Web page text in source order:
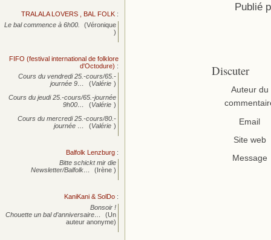
Publié
Discuter
Auteur du
Email
Site web
Message
TRALALA LOVERS , BAL FOLK :
Le bal commence à 6h00.
(Véronique
)
FIFO (festival international de folklore
d'Octodure) :
Cours du vendredi 25.-cours/65.-
journée 9… (Valérie )
Cours du jeudi 25.-cours/65.-journée
9h00…
(Valérie )
Cours du mercredi 25.-cours/80.-
journée … (Valérie )
Balfolk Lenzburg :
Bitte schickt mir die
Newsletter/Balfolk…
(Irène )
KaniKani & SolDo :
Bonsoir !
Chouette un bal d’anniversaire…
(Un
auteur anonyme)